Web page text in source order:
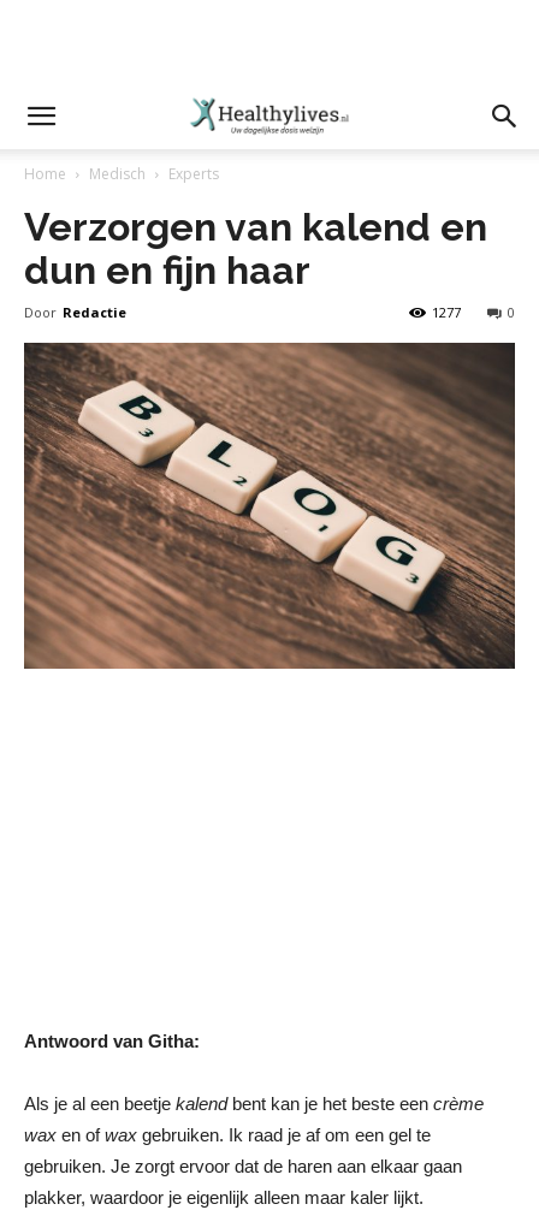
Home Medisch Experts
Verzorgen van kalend en
dun en fijn haar
Door Redactie 0
1277
Antwoord van Githa:
Als je al een beetje kalendbent kan je het beste een crème
wax en ofwax gebruiken. Ik raad je af om een gel te
gebruiken. Je zorgt ervoor dat de haren aan elkaar gaan
plakker, waardoor je eigenlijk alleen maar kaler lijkt.